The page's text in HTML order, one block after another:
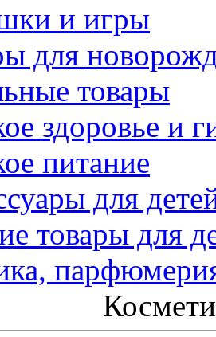
и игры
для
товары
здоровье и
питание
для
товары для